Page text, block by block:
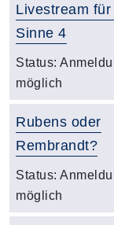
Livestream
Sinne 4
Status:
möglich
Rubens oder
Rembrandt?
Status:
möglich